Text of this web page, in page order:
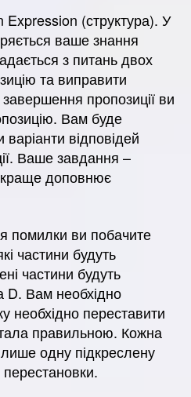
(структура). У
ваше знання
з питань двох
та виправити
пропозиції ви
Вам буде
відповідей
Ваше завдання –
доповнює
помилки ви побачите
частини будуть
частини будуть
D. Вам необхідно
необхідно переставити
правильною. Кожна
одну підкреслену